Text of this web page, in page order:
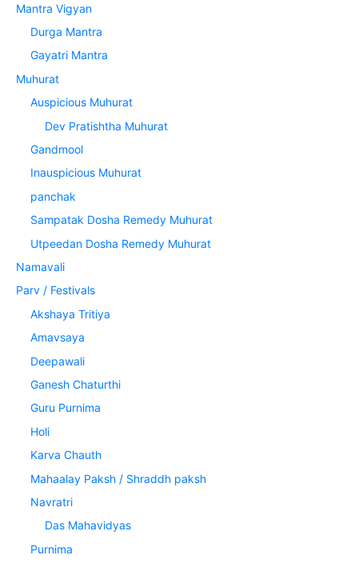
Mantra Vigyan
Durga Mantra
Gayatri Mantra
Muhurat
Auspicious Muhurat
Dev Pratishtha Muhurat
Gandmool
Inauspicious Muhurat
panchak
Sampatak Dosha Remedy Muhurat
Utpeedan Dosha Remedy Muhurat
Namavali
Parv / Festivals
Akshaya Tritiya
Amavsaya
Deepawali
Ganesh Chaturthi
Guru Purnima
Holi
Karva Chauth
Mahaalay Paksh / Shraddh paksh
Navratri
Das Mahavidyas
Purnima